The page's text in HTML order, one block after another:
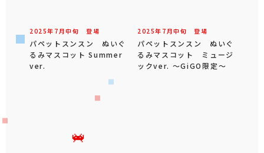
2025年 7 月中旬 登場
パペットスンスン ぬいぐ
るみマスコット Summer
ver.
2025年 7 月中旬 登場
パペットスンスン ぬいぐ
るみマスコット ミュージ
ックver. ～GiGO限定～